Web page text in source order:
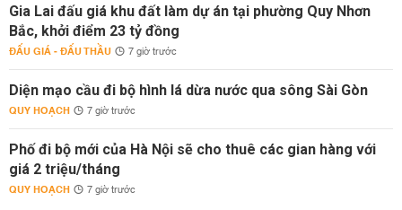
Gia Lai đấu giá khu đất làm dự án tại phường Quy Nhơn
Bắc, khởi điểm 23 tỷ đồng
ĐẤU GIÁ - ĐẤU THẦU 7 giờ trước
Diện mạo cầu đi bộ hình lá dừa nước qua sông Sài Gòn
QUY HOẠCH 7 giờ trước
Phố đi bộ mới của Hà Nội sẽ cho thuê các gian hàng với
giá 2 triệu/tháng
QUY HOẠCH 7 giờ trước